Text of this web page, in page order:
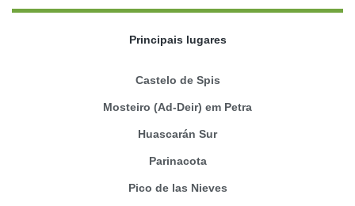
Principais lugares
Castelo de Spis
Mosteiro (Ad-Deir) em Petra
Huascarán Sur
Parinacota
Pico de las Nieves